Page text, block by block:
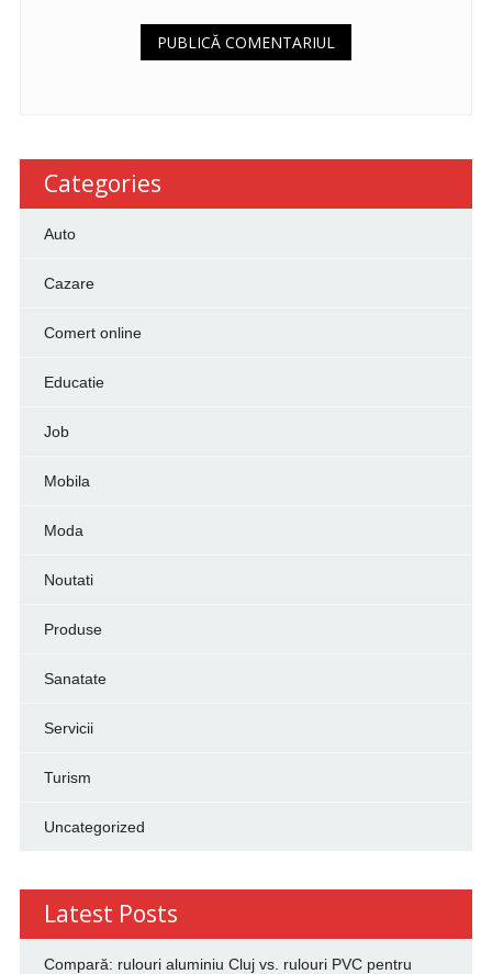
Categories
Auto
Cazare
Comert online
Educatie
Job
Mobila
Moda
Noutati
Produse
Sanatate
Servicii
Turism
Uncategorized
Latest Posts
Compară: rulouri aluminiu Cluj vs. rulouri PVC pentru